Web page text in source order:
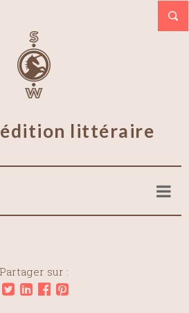
littéraire
Partager sur :